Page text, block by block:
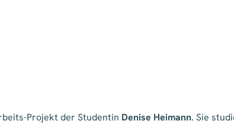
Projekt der Studentin Denise Heimann. Sie